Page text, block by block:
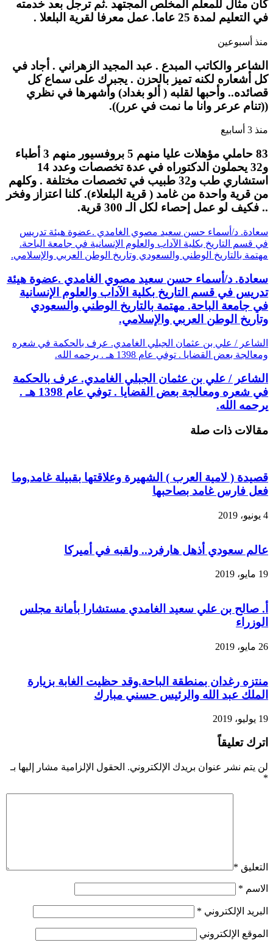
كان مثال للمعلم المخلص المجتهد .ثم ترجل بعد خدمته
في التعليم لمدة 25 عاما. عمل معرفا لقرية البلعلا .
منذ أسبوعين
الشاعر والكاتب المبدع . عبد المجيد الزهراني . أجاد في
كل أشعاره لكنه تميز بالحزن . يجبرك على سماع كل
قصائده.. وأحبها لقلبه ( ألو بغداد) وأشهرها في نظري
((تنام عرعر وانا ما نمت في عرر)).
منذ 3 أسابيع
83 حاملي مؤهلات عليا منهم 5 بروفسيور منهم 3 أطباء
و32 يحملون الدكتوراه في عدة تخصصات وعدد 14
استشاري طب و32 طبيب في تخصصات مختلفة . وكلهم
من قرية واحدة من غامد ( قرية البلعلاء). كلنا اعتزاز وفخر
.. فكيف لو عمل إحصاء لكل الـ 300 قرية.
سعادة. د/أسماء حسن سعيد مصوي الغامدي .عضوة هيئة تدريس
في قسم التاريخ بكلية الآداب والعلوم الإنسانية في جامعة الباحة.
مهتمة بالتاريخ الوطني والسعودي وتاريخ الوطن العربي والإسلامي.
سعادة. د/أسماء حسن سعيد مصوي الغامدي .عضوة هيئة
تدريس في قسم التاريخ بكلية الآداب والعلوم الإنسانية
في جامعة الباحة. مهتمة بالتاريخ الوطني والسعودي
وتاريخ الوطن العربي والإسلامي.
الشاعر / علي بن عثمان الجبلي الغامدي. عرف بالحكمة في شعره
ومعالجة بعض القضايا . توفي عام 1398 هـ . يرحمه الله.
الشاعر / علي بن عثمان الجبلي الغامدي. عرف بالحكمة
في شعره ومعالجة بعض القضايا . توفي عام 1398 هـ .
يرحمه الله.
مقالات ذات صلة
قصيدة ( لامية العرب ) الشهيرة وعلاقتها بقبيلة غامد,وما
فعل فارس غامد بصاحبها
4 يونيو، 2019
عالم سعودي أذهل هارفرد.. ولقبه في أميركا
19 مايو، 2019
أ. صالح بن علي سعيد الغامدي مستشارا بأمانة مجلس
الوزراء
26 مايو، 2019
منتزه رغدان بمنطقة الباحة.وقد حظيت الغابة بزيارة
الملك عبد الله والرئيس حسني مبارك
19 يوليو، 2019
اترك تعليقاً
لن يتم نشر عنوان بريدك الإلكتروني. الحقول الإلزامية مشار إليها بـ
*
التعليق *
الاسم *
البريد الإلكتروني *
الموقع الإلكتروني